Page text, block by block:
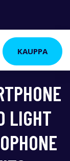
KAUPPA
LIGHT